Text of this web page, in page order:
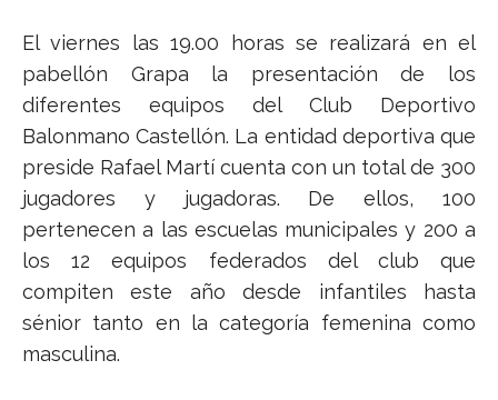
El viernes las 19.00 horas se realizará en el
pabellón Grapa la presentación de los
diferentes equipos del Club Deportivo
Balonmano Castellón. La entidad deportiva que
preside Rafael Martí cuenta con un total de 300
jugadores y jugadoras. De ellos, 100
pertenecen a las escuelas municipales y 200 a
los 12 equipos federados del club que
compiten este año desde infantiles hasta
sénior tanto en la categoría femenina como
masculina.